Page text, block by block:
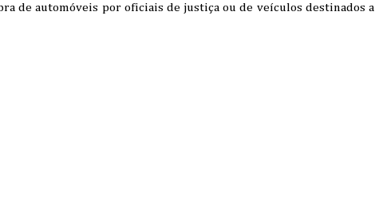
de automóveis por oficiais de justiça ou de veículos destinados a